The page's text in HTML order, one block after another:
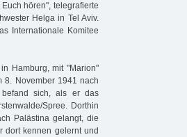
hören", telegrafierte
Helga in Tel Aviv.
Internationale Komitee
Hamburg, mit "Marion"
8. November 1941 nach
befand sich, als er das
Spree. Dorthin
Palästina gelangt, die
dort kennen gelernt und